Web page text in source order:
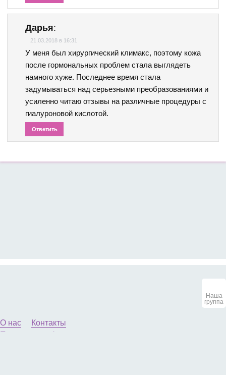
Дарья:
21.03.2018 в 16:31
У меня был хирургический климакс, поэтому кожа
после гормональных проблем стала выглядеть
намного хуже. Последнее время стала
задумываться над серьезными преобразованиями и
усиленно читаю отзывы на различные процедуры с
гиалуроновой кислотой.
Ответить
Наша
группа
О нас
Контакты
Политика конфиденциальности